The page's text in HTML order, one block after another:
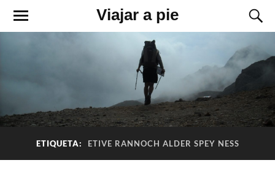
Viajar a pie
ETIQUETA: ETIVE RANNOCH ALDER SPEY NESS